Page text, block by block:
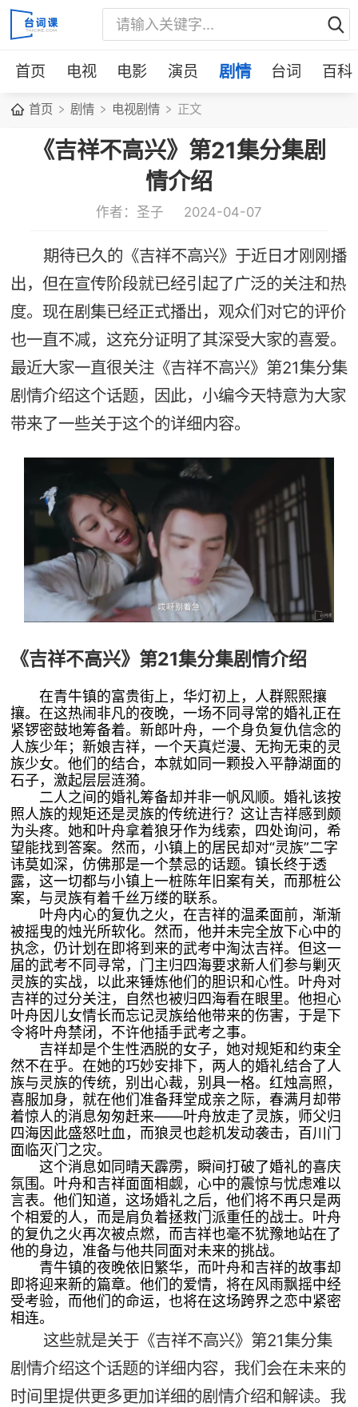
首页 电视 电影 演员 剧情 台词 百科
首页 剧情 电视剧情 正文
《吉祥不高兴》第21集分集剧
情介绍
作者：圣子 2024-04-07
期待已久的《吉祥不高兴》于近日才刚刚播
出，但在宣传阶段就已经引起了广泛的关注和热
度。现在剧集已经正式播出，观众们对它的评价
也一直不减，这充分证明了其深受大家的喜爱。
最近大家一直很关注《吉祥不高兴》第21集分集
剧情介绍这个话题，因此，小编今天特意为大家
带来了一些关于这个的详细内容。
《吉祥不高兴》第21集分集剧情介绍
在青牛镇的富贵街上，华灯初上，人群熙熙攘
攘。在这热闹非凡的夜晚，一场不同寻常的婚礼正在
紧锣密鼓地筹备着。新郎叶舟，一个身负复仇信念的
人族少年；新娘吉祥，一个天真烂漫、无拘无束的灵
族少女。他们的结合，本就如同一颗投入平静湖面的
石子，激起层层涟漪。
二人之间的婚礼筹备却并非一帆风顺。婚礼该按
照人族的规矩还是灵族的传统进行？这让吉祥感到颇
为头疼。她和叶舟拿着狼牙作为线索，四处询问，希
望能找到答案。然而，小镇上的居民却对“灵族”二字
讳莫如深，仿佛那是一个禁忌的话题。镇长终于透
露，这一切都与小镇上一桩陈年旧案有关，而那桩公
案，与灵族有着千丝万缕的联系。
叶舟内心的复仇之火，在吉祥的温柔面前，渐渐
被摇曳的烛光所软化。然而，他并未完全放下心中的
执念，仍计划在即将到来的武考中淘汰吉祥。但这一
届的武考不同寻常，门主归四海要求新人们参与剿灭
灵族的实战，以此来锤炼他们的胆识和心性。叶舟对
吉祥的过分关注，自然也被归四海看在眼里。他担心
叶舟因儿女情长而忘记灵族给他带来的伤害，于是下
令将叶舟禁闭，不许他插手武考之事。
吉祥却是个生性洒脱的女子，她对规矩和约束全
然不在乎。在她的巧妙安排下，两人的婚礼结合了人
族与灵族的传统，别出心裁，别具一格。红烛高照，
喜服加身，就在他们准备拜堂成亲之际，春满月却带
着惊人的消息匆匆赶来——叶舟放走了灵族，师父归
四海因此盛怒吐血，而狼灵也趁机发动袭击，百川门
面临灭门之灾。
这个消息如同晴天霹雳，瞬间打破了婚礼的喜庆
氛围。叶舟和吉祥面面相觑，心中的震惊与忧虑难以
言表。他们知道，这场婚礼之后，他们将不再只是两
个相爱的人，而是肩负着拯救门派重任的战士。叶舟
的复仇之火再次被点燃，而吉祥也毫不犹豫地站在了
他的身边，准备与他共同面对未来的挑战。
青牛镇的夜晚依旧繁华，而叶舟和吉祥的故事却
即将迎来新的篇章。他们的爱情，将在风雨飘摇中经
受考验，而他们的命运，也将在这场跨界之恋中紧密
相连。
这些就是关于《吉祥不高兴》第21集分集
剧情介绍这个话题的详细内容，我们会在未来的
时间里提供更多更加详细的剧情介绍和解读。我